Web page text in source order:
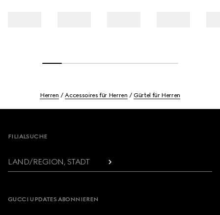
Herren Accessoires für Herren Gürtel für Herren
FILIALSUCHE
LAND/REGION, STADT
GUCCI UPDATES ABONNIEREN